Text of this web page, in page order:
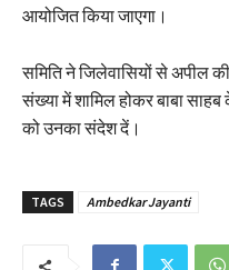
आयोजित किया जाएगा।
समिति ने जिलेवासियों से अपील
संख्या में शामिल होकर बाबा
को उनका संदेश दें।
TAGS Ambedkar Jayanti